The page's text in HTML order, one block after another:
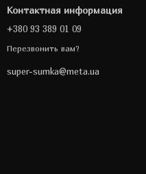
Контактная информация
+380 93 389 01 09
Перезвонить вам?
super-sumka@meta.ua